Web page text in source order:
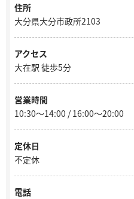
住所
大分県大分市政所2103
アクセス
大在駅 徒歩5分
営業時間
10:30～14:00 / 16:00～20:00
定休日
不定休
電話